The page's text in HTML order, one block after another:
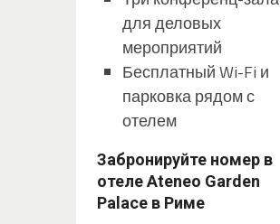
для деловых
мероприятий
Бесплатный Wi-Fi и
парковка рядом с
отелем
Забронируйте номер в
отеле Ateneo Garden
Palace в Риме